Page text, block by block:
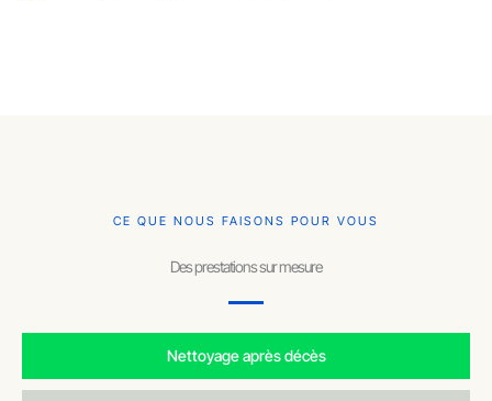
CE QUE NOUS FAISONS POUR VOUS
Des prestations sur mesure
Nettoyage après décès